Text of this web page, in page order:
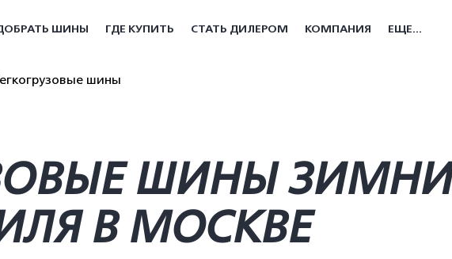
ШИНЫ ГДЕ КУПИТЬ СТАТЬ ДИЛЕРОМ КОМПАНИЯ ЕЩЕ...
шины
ШИНЫ
В МОСКВЕ